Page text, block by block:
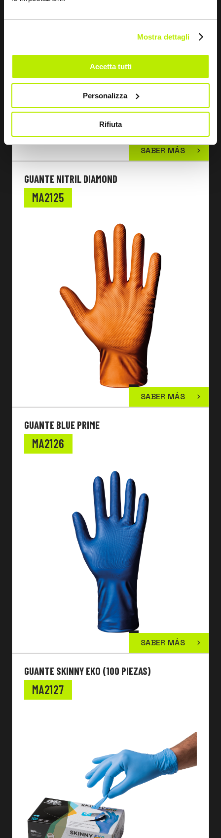
Mostra dettagli
Accetta tutti
Personalizza
Rifiuta
SABER MÁS
GUANTE NITRIL DIAMOND
MA2125
SABER MÁS
GUANTE BLUE PRIME
MA2126
SABER MÁS
GUANTE SKINNY EKO (100 PIEZAS)
MA2127